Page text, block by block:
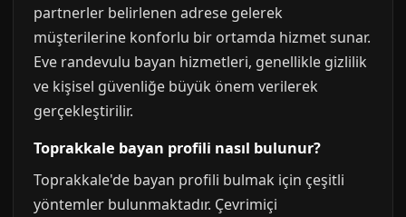
partnerler belirlenen adrese gelerek
müşterilerine konforlu bir ortamda hizmet sunar.
Eve randevulu bayan hizmetleri, genellikle gizlilik
ve kişisel güvenliğe büyük önem verilerek
gerçekleştirilir.
Toprakkale bayan profili nasıl bulunur?
Toprakkale'de bayan profili bulmak için çeşitli
yöntemler bulunmaktadır. Çevrimiçi